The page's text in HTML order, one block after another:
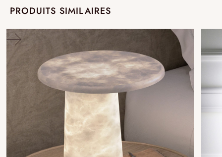
PRODUITS SIMILAIRES